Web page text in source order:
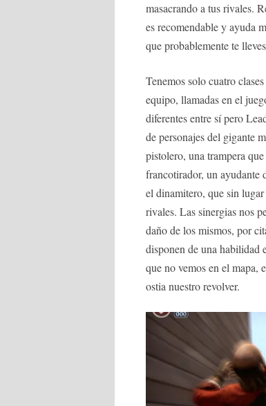
masacrando a tus rivales.
es recomendable y ayuda
que probablemente te
Tenemos solo cuatro
equipo, llamadas en el
diferentes entre sí pero
de personajes del gigante
pistolero, una trampera
francotirador, un ayudante
el dinamitero, que sin
rivales. Las sinergias nos
daño de los mismos, por
disponen de una habilidad
que no vemos en el mapa,
ostia nuestro revolver.